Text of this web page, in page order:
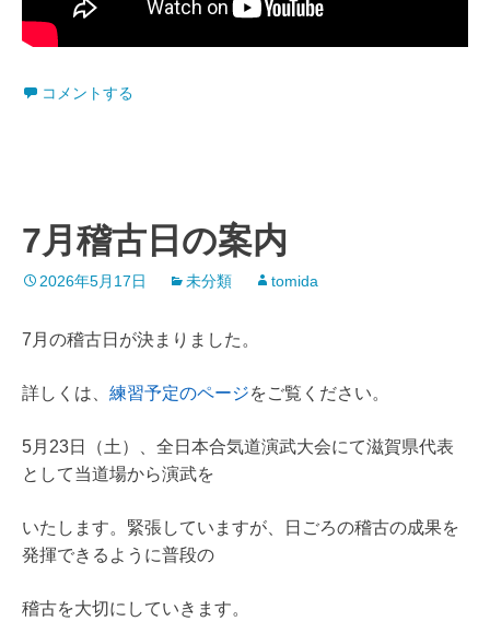
コメントする
7月稽古日の案内
2026年5月17日 未分類 tomida
7月の稽古日が決まりました。
詳しくは、 練習予定のページをご覧ください。
5月23日（土）、全日本合気道演武大会にて滋賀県代表
として当道場から演武を
いたします。緊張していますが、日ごろの稽古の成果を
発揮できるように普段の
稽古を大切にしていきます。